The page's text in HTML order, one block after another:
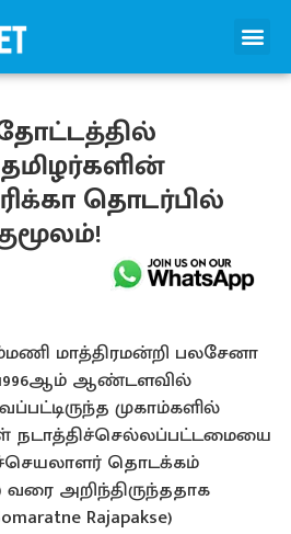
தொடர்பில்
மாத்திரமன்றி பலசேனா
ஆண்டளவில்
முகாம்களில்
நடாத்திச்செல்லப்பட்டமையை
தொடக்கம்
வரை அறிந்திருந்ததாக
Rajapakse)